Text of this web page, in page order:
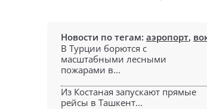
Новости по тегам: аэропорт,
В Турции борются с
масштабными лесными
пожарами в...
Из Костаная запускают прямые
рейсы в Ташкент...